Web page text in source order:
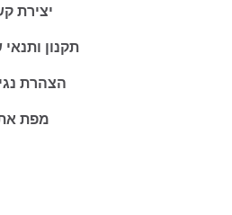
יצירת
תקנון
הצהרת
מפת